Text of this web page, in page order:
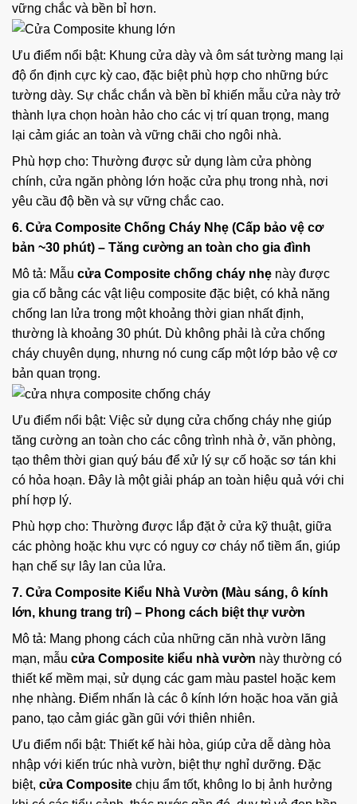
vững chắc và bền bỉ hơn.
Ưu điểm nổi bật: Khung cửa dày và ôm sát tường mang lại
độ ổn định cực kỳ cao, đặc biệt phù hợp cho những bức
tường dày. Sự chắc chắn và bền bỉ khiến mẫu cửa này trở
thành lựa chọn hoàn hảo cho các vị trí quan trọng, mang
lại cảm giác an toàn và vững chãi cho ngôi nhà.
Phù hợp cho: Thường được sử dụng làm cửa phòng
chính, cửa ngăn phòng lớn hoặc cửa phụ trong nhà, nơi
yêu cầu độ bền và sự vững chắc cao.
6. Cửa Composite Chống Cháy Nhẹ (Cấp bảo vệ cơ
bản ~30 phút) – Tăng cường an toàn cho gia đình
Mô tả: Mẫu cửa Composite chống cháy nhẹ này được
gia cố bằng các vật liệu composite đặc biệt, có khả năng
chống lan lửa trong một khoảng thời gian nhất định,
thường là khoảng 30 phút. Dù không phải là cửa chống
cháy chuyên dụng, nhưng nó cung cấp một lớp bảo vệ cơ
bản quan trọng.
Ưu điểm nổi bật: Việc sử dụng cửa chống cháy nhẹ giúp
tăng cường an toàn cho các công trình nhà ở, văn phòng,
tạo thêm thời gian quý báu để xử lý sự cố hoặc sơ tán khi
có hỏa hoạn. Đây là một giải pháp an toàn hiệu quả với chi
phí hợp lý.
Phù hợp cho: Thường được lắp đặt ở cửa kỹ thuật, giữa
các phòng hoặc khu vực có nguy cơ cháy nổ tiềm ẩn, giúp
hạn chế sự lây lan của lửa.
7. Cửa Composite Kiểu Nhà Vườn (Màu sáng, ô kính
lớn, khung trang trí) – Phong cách biệt thự vườn
Mô tả: Mang phong cách của những căn nhà vườn lãng
mạn, mẫu cửa Composite kiểu nhà vườn này thường có
thiết kế mềm mại, sử dụng các gam màu pastel hoặc kem
nhẹ nhàng. Điểm nhấn là các ô kính lớn hoặc hoa văn giả
pano, tạo cảm giác gần gũi với thiên nhiên.
Ưu điểm nổi bật: Thiết kế hài hòa, giúp cửa dễ dàng hòa
nhập với kiến trúc nhà vườn, biệt thự nghỉ dưỡng. Đặc
biệt, cửa Composite chịu ẩm tốt, không lo bị ảnh hưởng